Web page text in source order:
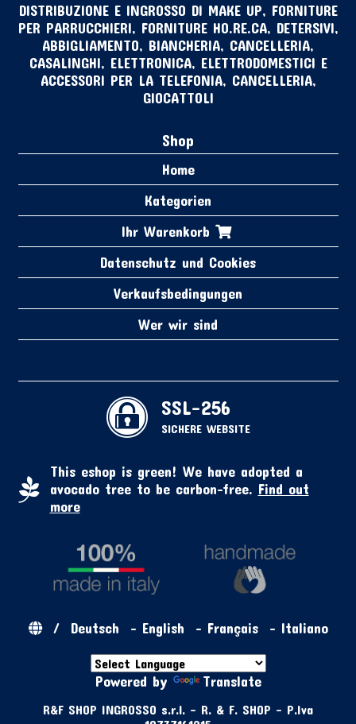
DISTRIBUZIONE E INGROSSO DI MAKE UP, FORNITURE
PER PARRUCCHIERI, FORNITURE HO.RE.CA, DETERSIVI,
ABBIGLIAMENTO, BIANCHERIA, CANCELLERIA,
CASALINGHI, ELETTRONICA, ELETTRODOMESTICI E
ACCESSORI PER LA TELEFONIA, CANCELLERIA,
GIOCATTOLI
Shop
Home
Kategorien
Ihr Warenkorb
Datenschutz und Cookies
Verkaufsbedingungen
Wer wir sind
SSL-256
SICHERE WEBSITE
This eshop is green! We have adopted a
avocado tree to be carbon-free. Find out
more
/ Deutsch - English - Français- Italiano
Powered by Translate
R&F SHOP INGROSSO s.r.l. - R. & F. SHOP - P.Iva